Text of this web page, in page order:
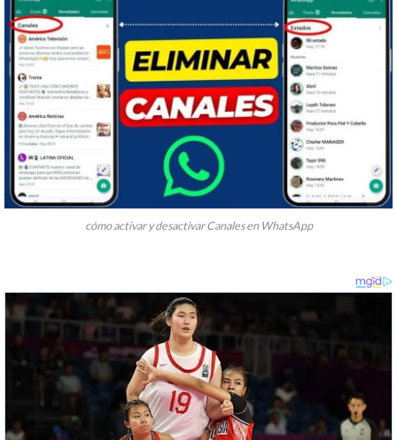
cómo activar y desactivar Canales en WhatsApp